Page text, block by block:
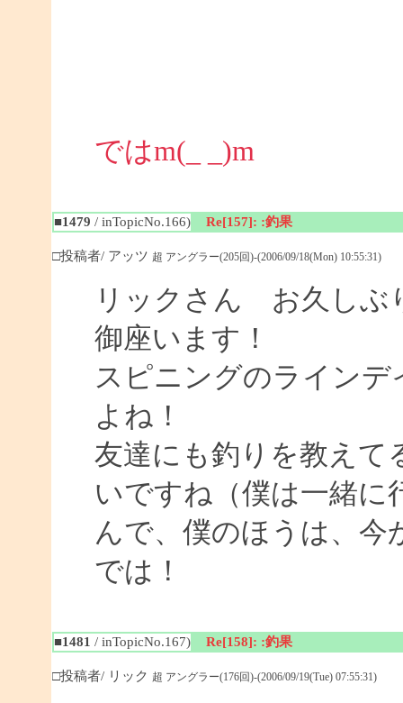
ではm(_ _)m
■1479 / inTopicNo.166) Re[157]: :釣果
□投稿者/ アッツ 超 アングラー(205回)-(2006/09/18(Mon) 10:55:31)
リックさん お久しぶ
御座います！
スピニングのライン
よね！
友達にも釣りを教えて
いですね（僕は一緒に
んで、僕のほうは、今
では！
■1481 / inTopicNo.167) Re[158]: :釣果
□投稿者/ リック 超 アングラー(176回)-(2006/09/19(Tue) 07:55:31)